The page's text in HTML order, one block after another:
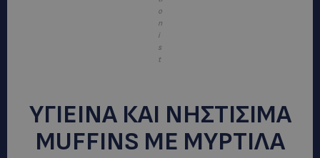
o
n
i
s
t
ΥΓΙΕΙΝΑ ΚΑΙ ΝΗΣΤΙΣΙΜΑ
MUFFINS ΜΕ ΜΥΡΤΙΛΑ